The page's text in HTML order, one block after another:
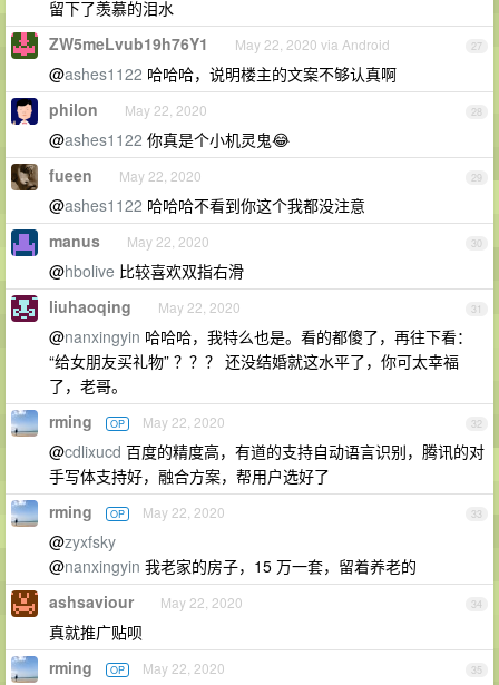
留下了羡慕的泪水
27
ZW5meLvub19h76Y1 May 22, 2020 via Android
@ashes1122 哈哈哈，说明楼主的文案不够认真啊
28
philon May 22, 2020
@ashes1122 你真是个小机灵鬼😂
29
fueen May 22, 2020
@ashes1122 哈哈哈不看到你这个我都没注意
30
manus May 22, 2020
@hbolive 比较喜欢双指右滑
31
liuhaoqing May 22, 2020
@nanxingyin 哈哈哈，我特么也是。看的都傻了，再往下看：
“给女朋友买礼物” ？？？ 还没结婚就这水平了，你可太幸福
了，老哥。
32
rming OP May 22, 2020
@cdlixucd 百度的精度高，有道的支持自动语言识别，腾讯的对
手写体支持好，融合方案，帮用户选好了
33
rming OP May 22, 2020
@zyxfsky
@nanxingyin 我老家的房子，15 万一套，留着养老的
34
ashsaviour May 22, 2020
真就推广贴呗
35
rming OP May 22, 2020